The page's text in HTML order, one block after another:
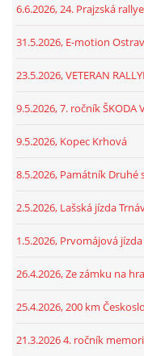
6.6.2026, 24. Prajzská rallye
31.5.2026, E-motion
23.5.2026, VETERAN
9.5.2026, 7. ročník ŠKODA
9.5.2026, Kopec Krhová
8.5.2026, Památník
2.5.2026, Lašská jízda
1.5.2026, Prvomájová
26.4.2026, Ze zámku na
25.4.2026, 200 km
21.3.2026 4. ročník